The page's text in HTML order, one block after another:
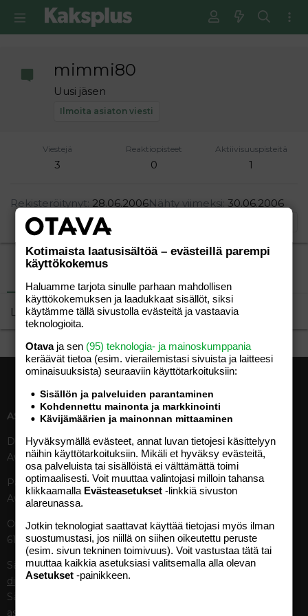
Ilmoita asiaton viesti
mimmi80
Uusi jäsen
Viestejä
3
Reaktiopisteet
0
Aktiivisuuspisteitä
1
Rekisteröitynyt 28.06.2006Nähty viimeksi 30.06.2006
Uusimmat viestit
Lataa…
ASIAKASPALVELU
Digipalvelut (09) 156 6227
Avoinna ma–pe 8–19
Painettu lehti (09) 156 665
Avoinna ma–pe 8–19
Otavamedian vaihde (09) 156
61
Sähköposti (digi)
digi@otavamedia.fi
Sähköposti
asiakaspalvelu@otavamedia.fi
MEDIATIEDOT
Tekniset tiedot, aikataulut ja
ilmoitushinnat
Tietoa verkon kävijöistä
Tietosuojaseloste
Käyttöehdot
TUOTTEET
Kotimaista laatusisältöä – evästeillä parempi
käyttökokemus
Haluamme tarjota sinulle parhaan mahdollisen
käyttökokemuksen ja laadukkaat sisällöt, siksi
käytämme tällä sivustolla evästeitä ja vastaavia
teknologioita.
Otavaja sen (95) teknologia- ja mainoskumppania
keräävät tietoa (esim. vierailemis­tasi sivuista ja laitteesi
ominaisuuk­sista) seuraaviin käyttötarkoituksiin:
Sisällön ja palveluiden parantaminen
Kohdennettu mainonta ja markkinointi
Kävijämäärien ja mainonnan mittaaminen
Hyväksymällä evästeet, annat luvan tietojesi käsittelyyn
näihin käyttötarkoituksiin. Mikäli et hyväksy evästeitä,
osa palveluista tai sisällöistä ei välttämättä toimi
optimaalisesti. Voit muuttaa valintojasi milloin tahansa
klikkaamalla Evästeasetukset -linkkiä sivuston
alareunassa.
Jotkin teknologiat saattavat käyttää tietojasi myös ilman
suostumustasi, jos niillä on siihen oikeutettu peruste
(esim. sivun tekninen toimivuus). Voit vastustaa tätä tai
muuttaa kaikkia asetuksiasi valitsemalla alla olevan
Asetukset -painikkeen.